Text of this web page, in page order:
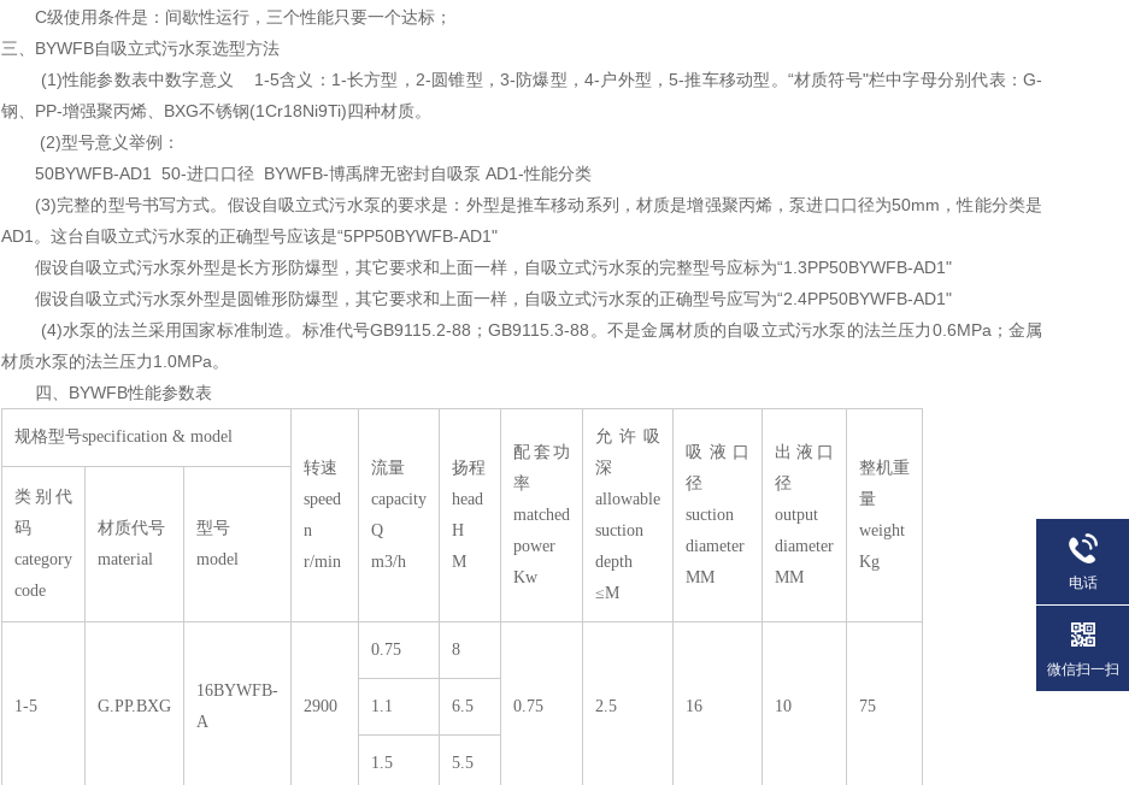
C级使用条件是：间歇性运行，三个性能只要一个达标；
三、BYWFB自吸立式污水泵选型方法
(1)性能参数表中数字意义 1-5含义： 1-长方型， 2-圆锥型， 3-防爆型，4- 户外型， 5-推车移动型。 “材质符号"栏中字母分别代表： G-
钢、 PP-增强聚丙烯、 BXG不锈钢(1Cr18Ni9Ti)四种材质。
(2)型号意义举例：
50BYWFB-AD1 50-进口口径 BYWFB-博禹牌无密封自吸泵 AD1-性能分类
(3)完整的型号书写方式。假设自吸立式污水泵的要求是：外型是推车移动系列，材质是增强聚丙烯，泵进口口径为50mm ，性能分类是
AD1 。这台自吸立式污水泵的正确型号应该是“5PP50BYWFB-AD1"
假设自吸立式污水泵外型是长方形防爆型，其它要求和上面一样，自吸立式污水泵的完整型号应标为“1.3PP50BYWFB-AD1"
假设自吸立式污水泵外型是圆锥形防爆型，其它要求和上面一样，自吸立式污水泵的正确型号应写为“2.4PP50BYWFB-AD1"
(4)水泵的法兰采用国家标准制造。标准代号GB9115.2-88 ；GB9115.3-88 。不是金属材质的自吸立式污水泵的法兰压力0.6MPa ；金属
材质水泵的法兰压力1.0MPa。
四、 BYWFB性能参数表
规格型号specification & model
转速
speed
n
r/min
流量
capacity
Q
m3/h
扬程
head
H
M
配套功
率
matched
power
Kw
允许吸
深
allowable
suction
depth
≤M
吸液口
径
suction
diameter
MM
出液口
径
output
diameter
MM
整机重
量
weight
Kg
类别代
码
category
code
材质代号
material
型号
model
1-5 G.PP.BXG
16BYWFB-
A
2900
0.75 8
0.75 2.5 16 10 75
1.1 6.5
1.5 5.5
电话
微信扫一扫